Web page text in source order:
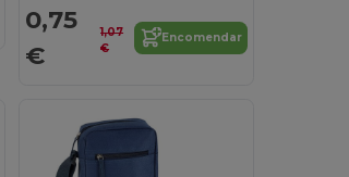
0,75
€
1,07
€
Encomendar